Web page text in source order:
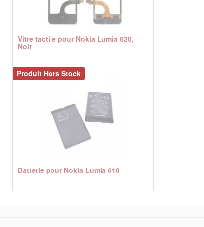
Vitre tactile pour Nokia Lumia 620,
Noir
Batterie pour Nokia Lumia 610
Produit Hors Stock